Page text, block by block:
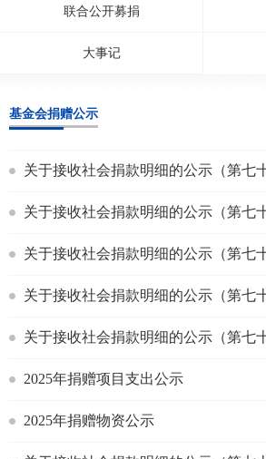
联合公开募捐
大事记
基金会捐赠公示
关于接收社会捐款明细的公示（第七
关于接收社会捐款明细的公示（第七
关于接收社会捐款明细的公示（第七
关于接收社会捐款明细的公示（第七
关于接收社会捐款明细的公示（第七
2025年捐赠项目支出公示
2025年捐赠物资公示